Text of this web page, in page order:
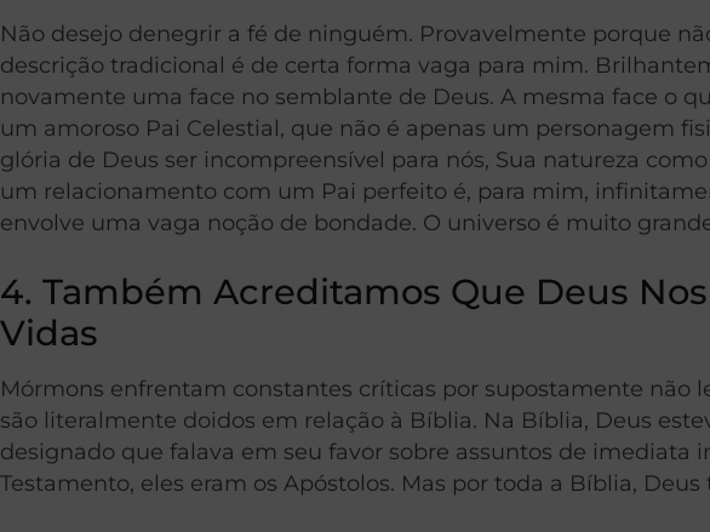
Não desejo denegrir a fé de ninguém. Provavelmente porque
descrição tradicional é de certa forma vaga para mim.
novamente uma face no semblante de Deus. A mesma face o
um amoroso Pai Celestial, que não é apenas um personagem
glória de Deus ser incompreensível para nós, Sua natureza
um relacionamento com um Pai perfeito é, para mim,
envolve uma vaga noção de bondade. O universo é muito
4. Também Acreditamos Que Deus
Vidas
Mórmons enfrentam constantes críticas por supostamente não
são literalmente doidos em relação à Bíblia. Na Bíblia, Deus
designado que falava em seu favor sobre assuntos de imediata
Testamento, eles eram os Apóstolos. Mas por toda a Bíblia,